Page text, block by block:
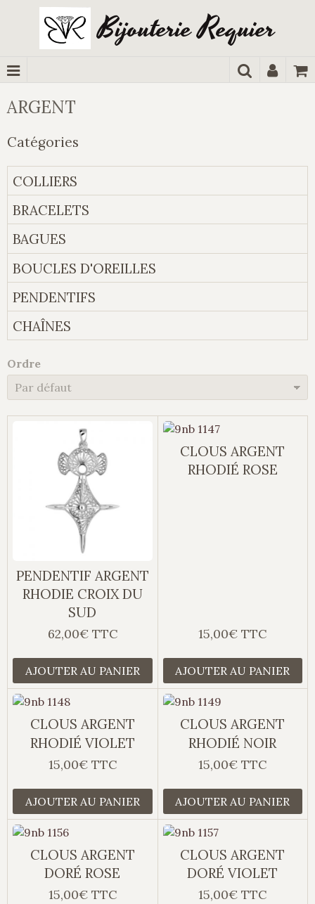
Bijouterie Requier
ARGENT
Catégories
COLLIERS
BRACELETS
BAGUES
BOUCLES D'OREILLES
PENDENTIFS
CHAÎNES
Ordre
PENDENTIF ARGENT
RHODIE CROIX DU
SUD
62,00€ TTC
AJOUTER AU PANIER
CLOUS ARGENT
RHODIÉ ROSE
15,00€ TTC
AJOUTER AU PANIER
CLOUS ARGENT
RHODIÉ VIOLET
15,00€ TTC
AJOUTER AU PANIER
CLOUS ARGENT
RHODIÉ NOIR
15,00€ TTC
AJOUTER AU PANIER
CLOUS ARGENT
DORÉ ROSE
15,00€ TTC
CLOUS ARGENT
DORÉ VIOLET
15,00€ TTC